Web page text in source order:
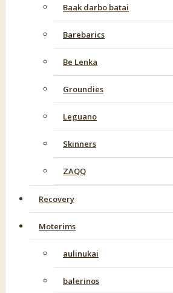
Baak darbo batai
Barebarics
Be Lenka
Groundies
Leguano
Skinners
ZAQQ
Recovery
Moterims
aulinukai
balerinos